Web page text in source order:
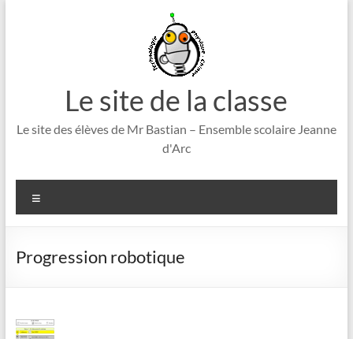
Le site de la classe
Le site des élèves de Mr Bastian – Ensemble scolaire Jeanne
d'Arc
Progression robotique